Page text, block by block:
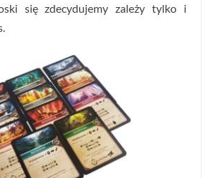
się zdecydujemy zależy tylko i